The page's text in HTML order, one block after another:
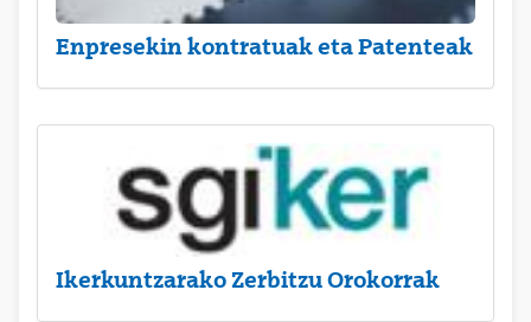
Enpresekin kontratuak eta Patenteak
Ikerkuntzarako Zerbitzu Orokorrak